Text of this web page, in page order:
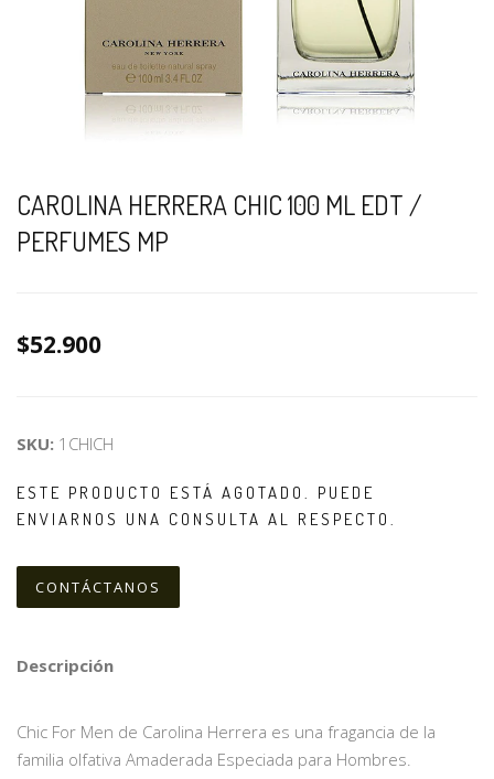
CAROLINA HERRERA CHIC 100 ML EDT /
PERFUMES MP
$52.900
SKU: 1CHICH
ESTE PRODUCTO ESTÁ AGOTADO. PUEDE
ENVIARNOS UNA CONSULTA AL RESPECTO.
CONTÁCTANOS
Descripción
Chic For Men de Carolina Herrera es una fragancia de la
familia olfativa Amaderada Especiada para Hombres.